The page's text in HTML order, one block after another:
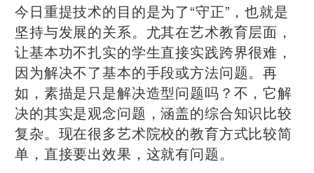
今日重提技术的目的是为了“守正”，也就是
坚持与发展的关系。尤其在艺术教育层面，
让基本功不扎实的学生直接实践跨界很难，
因为解决不了基本的手段或方法问题。再
如，素描是只是解决造型问题吗？不，它解
决的其实是观念问题，涵盖的综合知识比较
复杂。现在很多艺术院校的教育方式比较简
单，直接要出效果，这就有问题。